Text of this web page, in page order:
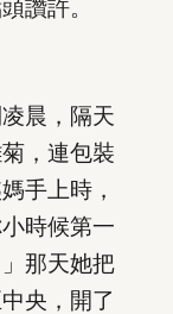
讚許。
晨，隔天
，連包裝
手上時，
時候第一
那天她把
央，開了